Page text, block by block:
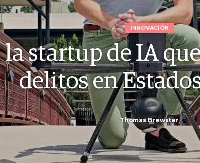
INNOVACIÓN
startup de IA
delitos en
Thomas Brewster